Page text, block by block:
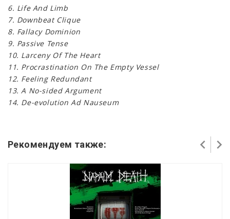
6. Life And Limb
7. Downbeat Clique
8. Fallacy Dominion
9. Passive Tense
10. Larceny Of The Heart
11. Procrastination On The Empty Vessel
12. Feeling Redundant
13. A No-sided Argument
14. De-evolution Ad Nauseum
Рекомендуем также: